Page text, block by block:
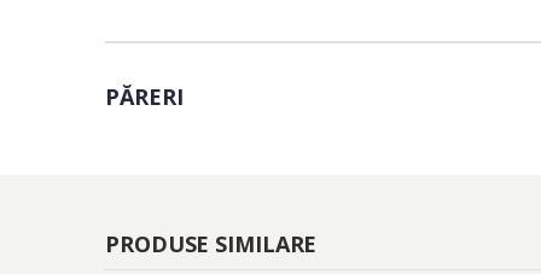
PĂRERI
PRODUSE SIMILARE